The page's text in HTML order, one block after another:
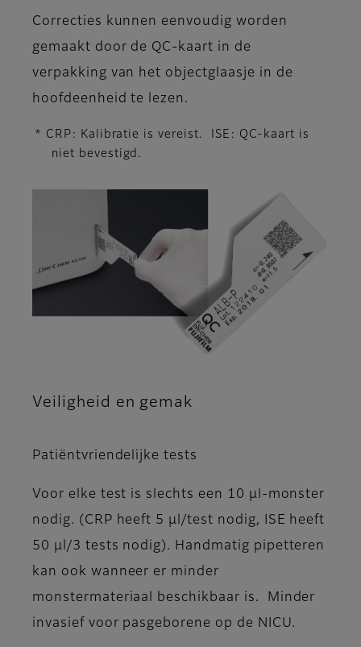
Correcties kunnen eenvoudig worden
gemaakt door de QC-kaart in de
verpakking van het objectglaasje in de
hoofdeenheid te lezen.
* CRP: Kalibratie is vereist. ISE: QC-kaart is
niet bevestigd.
Veiligheid en gemak
Patiëntvriendelijke tests
Voor elke test is slechts een 10 μl-monster
nodig. (CRP heeft 5 μl/test nodig, ISE heeft
50 μl/3 tests nodig). Handmatig pipetteren
kan ook wanneer er minder
monstermateriaal beschikbaar is. Minder
invasief voor pasgeborene op de NICU.